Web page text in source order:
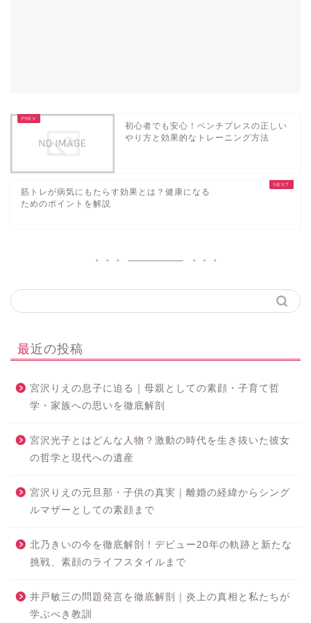
初心者でも安心！ベンチプレスの正しい
やり方と効果的なトレーニング方法
筋トレが病気にもたらす効果とは？健康になる
ためのポイントを解説
最近の投稿
宮沢りえの息子に迫る｜母親としての素顔・子育て哲
学・家族への思いを徹底解剖
宮沢光子とはどんな人物？激動の時代を生き抜いた彼女
の哲学と現代への遺産
宮沢りえの元旦那・子供の真実｜離婚の経緯からシング
ルマザーとしての素顔まで
北乃きいの今を徹底解剖！デビュー20年の軌跡と新たな
挑戦、素顔のライフスタイルまで
井戸敏三の問題発言を徹底解剖｜炎上の真相と私たちが
学ぶべき教訓